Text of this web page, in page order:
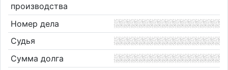
производства
Номер дела
Судья
Сумма долга